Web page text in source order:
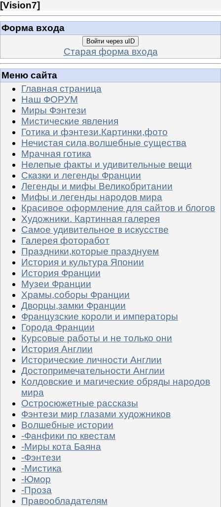
[Vision7]
Форма входа
Войти через uID
Старая форма входа
Меню сайта
Главная страница
Наш ФОРУМ
Миры Фэнтези
Мистические явления
Готика и фэнтези.Картинки,фото
Нечистая сила,волшебные существа
Мрачная готика
Нелепые факты и удивительные вещи
Сказки и легенды Франции
Легенды и мифы Великобритании
Мифы и легенды народов мира
Красивое оформление для сайтов и блогов
Художники. Картинная галерея
Самое удивительное в искусстве
Галерея фоторабот
Праздники,которые празднуем
История и культура Японии
История Франции
Музеи Франции
Храмы,соборы Франции
Дворцы,замки Франции
Французские короли и императоры
Города Франции
Курсовые работы и не только они
История Англии
Исторические личности Англии
Достопримечательности Англии
Колдовские и магические обряды народов
мира
Остросюжетные рассказы
Фэнтези мир глазами художников
Волшебные истории
-Фанфики по квестам
-Миры кота Баяна
-Фэнтези
-Мистика
-Юмор
-Проза
Правообладателям